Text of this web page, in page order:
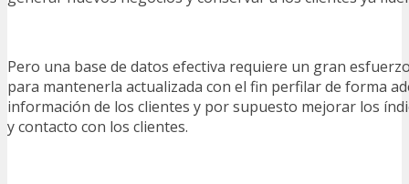
Pero una base de datos efectiva requiere un gran
para mantenerla actualizada con el fin perfilar de forma
información de los clientes y por supuesto mejorar los
y contacto con los clientes.